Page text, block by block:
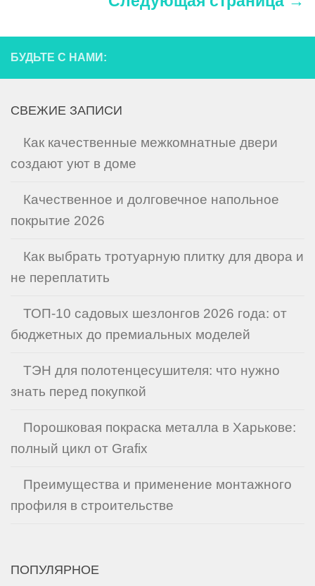
БУДЬТЕ С НАМИ:
СВЕЖИЕ ЗАПИСИ
Как качественные межкомнатные двери
создают уют в доме
Качественное и долговечное напольное
покрытие 2026
Как выбрать тротуарную плитку для двора и
не переплатить
ТОП-10 садовых шезлонгов 2026 года: от
бюджетных до премиальных моделей
ТЭН для полотенцесушителя: что нужно
знать перед покупкой
Порошковая покраска металла в Харькове:
полный цикл от Grafix
Преимущества и применение монтажного
профиля в строительстве
ПОПУЛЯРНОЕ